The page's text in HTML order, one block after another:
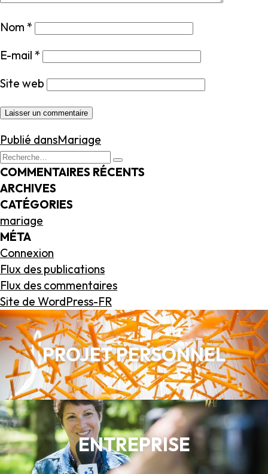
Nom *
E-mail *
Site web
NAVIGATION
DE
L’ARTICLE
Publié dansMariage
Recherche
pour
:
Recherche
COMMENTAIRES RÉCENTS
ARCHIVES
CATÉGORIES
mariage
MÉTA
Connexion
Flux des publications
Flux des commentaires
Site de WordPress-FR
PROJET PERSONNEL
ENTREPRISE